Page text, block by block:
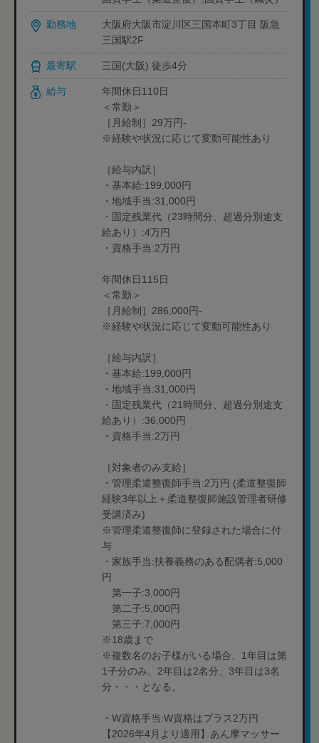
勤務地
大阪府大阪市淀川区三国本町3丁目 阪急
三国駅2F
最寄駅 三国(大阪) 徒歩4分
給与
年間休日110日
＜常勤＞
［月給制］29万円-
※経験や状況に応じて変動可能性あり
［給与内訳］
・基本給:199,000円
・地域手当:31,000円
・固定残業代（23時間分、超過分別途支
給あり）:4万円
・資格手当:2万円
年間休日115日
＜常勤＞
［月給制］286,000円-
※経験や状況に応じて変動可能性あり
［給与内訳］
・基本給:199,000円
・地域手当:31,000円
・固定残業代（21時間分、超過分別途支
給あり）:36,000円
・資格手当:2万円
［対象者のみ支給］
・管理柔道整復師手当:2万円 (柔道整復師
経験3年以上＋柔道整復師施設管理者研修
受講済み)
※管理柔道整復師に登録された場合に付
与
・家族手当:扶養義務のある配偶者:5,000
円
第一子:3,000円
第二子:5,000円
第三子:7,000円
※18歳まで
※複数名のお子様がいる場合、1年目は第
1子分のみ、2年目は2名分、3年目は3名
分・・・となる。
・W資格手当:W資格はプラス2万円
【2026年4月より適用】あん摩マッサー